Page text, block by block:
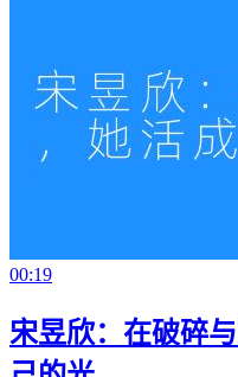
00:19
宋昱欣：在破碎